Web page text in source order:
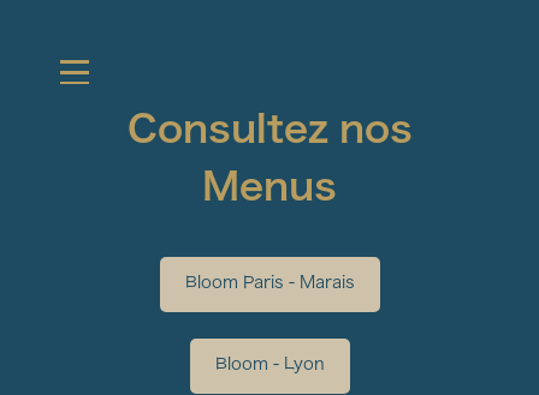
Consultez nos
Menus
Bloom Paris - Marais
Bloom - Lyon